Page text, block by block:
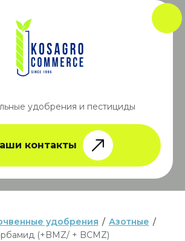
удобрения и пестициды
контакты
удобрения / Азотные /
(+BMZ/ + BCMZ)